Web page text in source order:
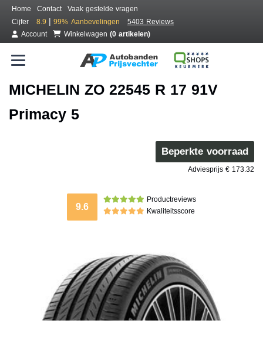
Home Contact
Vaak gestelde vragen
Cijfer
8.9 | 99% Aanbevelingen
5403 Reviews
Account
Winkelwagen (0 artikelen)
MICHELIN ZO 22545 R 17 91V
Primacy 5
Beperkte voorraad
Adviesprijs € 173.32
9.6
Productreviews
Kwaliteitsscore